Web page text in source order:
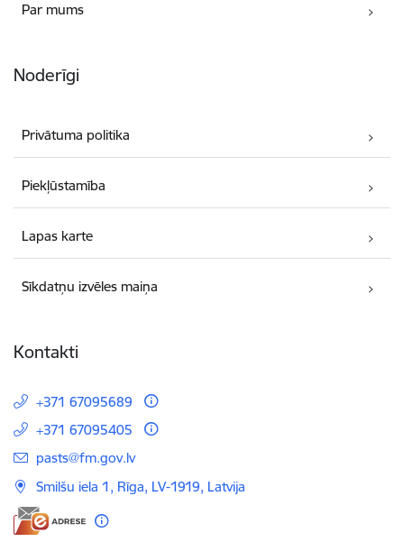
Par mums
Noderīgi
Privātuma politika
Piekļūstamība
Lapas karte
Sīkdatņu izvēles maiņa
Kontakti
+371 67095689
+371 67095405
E-pasts:
pasts@fm.gov.lv
Smilšu iela 1, Rīga, LV-1919, Latvija